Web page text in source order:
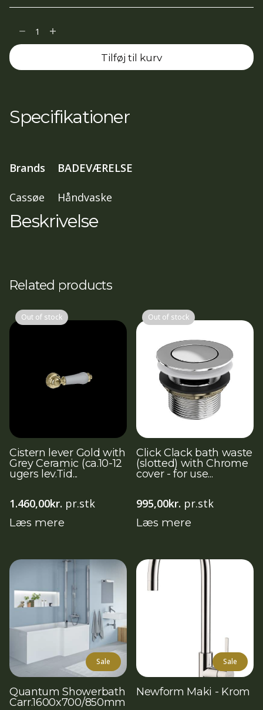
Quarelo
keramikvask
m.overløb
70,3x42x13
cm,
antal
Tilføj til kurv
Specifikationer
Brands BADEVÆRELSE
Cassøe Håndvaske
Beskrivelse
Related products
Out of stock
Cistern lever Gold with
Grey Ceramic (ca.10-12
ugers lev.Tid...
1.460,00kr. pr.stk
Læs mere
Out of stock
Click Clack bath waste
(slotted) with Chrome
cover - for use...
995,00kr. pr.stk
Læs mere
Sale
Quantum Showerbath
Carr.1600x700/850mm
Sale
Newform Maki - Krom